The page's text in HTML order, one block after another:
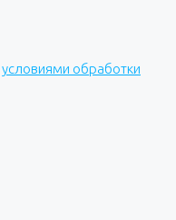
условиями обработки